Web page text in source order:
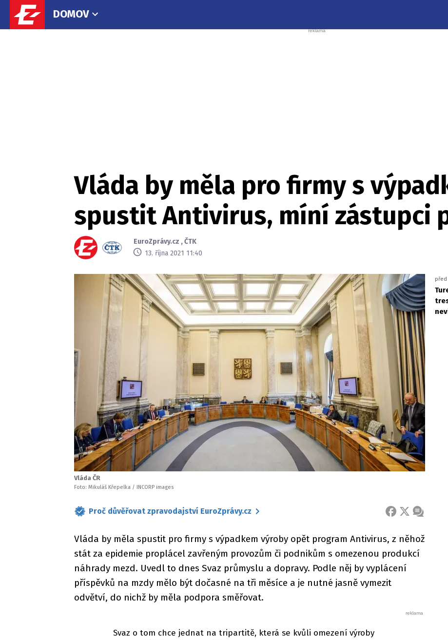
DOMOV
Vláda by měla pro firmy s
spustit Antivirus, míní zástupci
EuroZprávy.cz ,ČTK
13. října 2021 11:40
Vláda ČR
Foto: Mikuláš Křepelka / INCORP images
Proč důvěřovat zpravodajství EuroZprávy.cz FACEBOOK
X ZPRÁVA
Vláda by měla spustit pro firmy s výpadkem výroby opět program Antivirus, z něhož
stát za epidemie proplácel zavřeným provozům či podnikům s omezenou produkcí
náhrady mezd. Uvedl to dnes Svaz průmyslu a dopravy. Podle něj by vyplácení
příspěvků na mzdy mělo být dočasné na tři měsíce a je nutné jasně vymezit
odvětví, do nichž by měla podpora směřovat.
Svaz o tom chce jednat na tripartitě, která se kvůli omezení výroby
před